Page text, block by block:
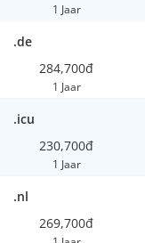
1 Jaar
.de
284,700đ
1 Jaar
.icu
230,700đ
1 Jaar
.nl
269,700đ